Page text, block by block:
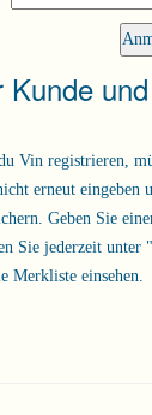
Kunde
Vin registrieren,
erneut eingeben
Geben Sie
Sie jederzeit
Merkliste einsehen.